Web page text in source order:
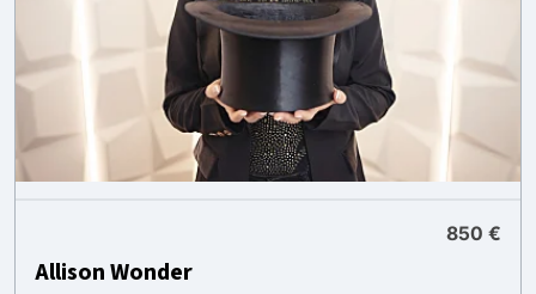
850 €
Allison Wonder